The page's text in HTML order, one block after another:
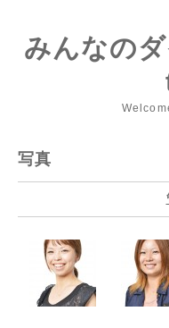
みんなの
写真